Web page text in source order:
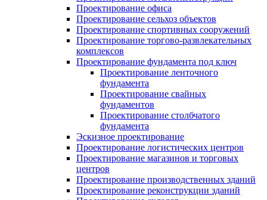
Проектирование офиса
Проектирование сельхоз объектов
Проектирование спортивных сооружений
Проектирование торгово-развлекательных
комплексов
Проектирование фундамента под ключ
Проектирование ленточного
фундамента
Проектирование свайных
фундаментов
Проектирование столбчатого
фундамента
Эскизное проектирование
Проектирование логистических центров
Проектирование магазинов и торговых
центров
Проектирование производственных зданий
Проектирование реконструкции зданий